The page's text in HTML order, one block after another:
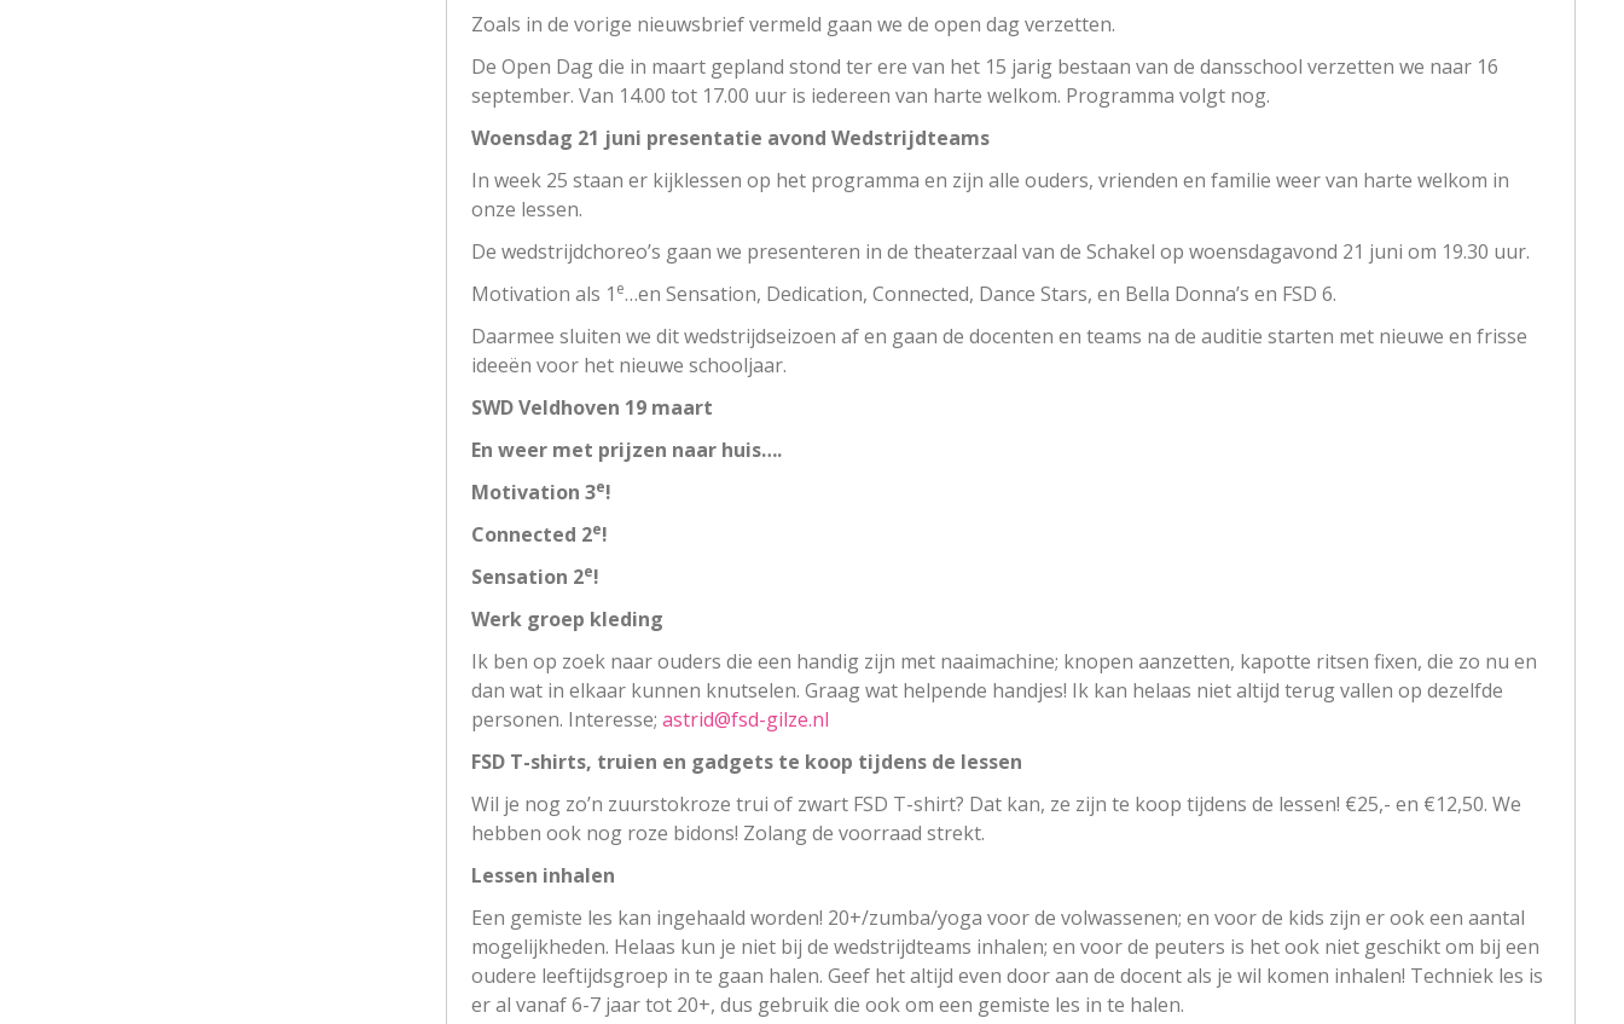
Zoals in de vorige nieuwsbrief vermeld gaan we de open dag verzetten.
De Open Dag die in maart gepland stond ter ere van het 15 jarig bestaan van de dansschool verzetten we naar 16
september. Van 14.00 tot 17.00 uur is iedereen van harte welkom. Programma volgt nog.
Woensdag 21 juni presentatie avond Wedstrijdteams
In week 25 staan er kijklessen op het programma en zijn alle ouders, vrienden en familie weer van harte welkom in
onze lessen.
De wedstrijdchoreo’s gaan we presenteren in de theaterzaal van de Schakel op woensdagavond 21 juni om 19.30 uur.
Motivation als 1 e…en Sensation, Dedication, Connected, Dance Stars, en Bella Donna’s en FSD 6.
Daarmee sluiten we dit wedstrijdseizoen af en gaan de docenten en teams na de auditie starten met nieuwe en frisse
ideeën voor het nieuwe schooljaar.
SWD Veldhoven 19 maart
En weer met prijzen naar huis….
Motivation 3e!
Connected 2e!
Sensation 2e!
Werk groep kleding
Ik ben op zoek naar ouders die een handig zijn met naaimachine; knopen aanzetten, kapotte ritsen fixen, die zo nu en
dan wat in elkaar kunnen knutselen. Graag wat helpende handjes! Ik kan helaas niet altijd terug vallen op dezelfde
personen. Interesse; astrid@fsd-gilze.nl
FSD T-shirts, truien en gadgets te koop tijdens de lessen
Wil je nog zo’n zuurstokroze trui of zwart FSD T-shirt? Dat kan, ze zijn te koop tijdens de lessen! €25,- en €12,50. We
hebben ook nog roze bidons! Zolang de voorraad strekt.
Lessen inhalen
Een gemiste les kan ingehaald worden! 20+/zumba/yoga voor de volwassenen; en voor de kids zijn er ook een aantal
mogelijkheden. Helaas kun je niet bij de wedstrijdteams inhalen; en voor de peuters is het ook niet geschikt om bij een
oudere leeftijdsgroep in te gaan halen. Geef het altijd even door aan de docent als je wil komen inhalen! Techniek les is
er al vanaf 6-7 jaar tot 20+, dus gebruik die ook om een gemiste les in te halen.